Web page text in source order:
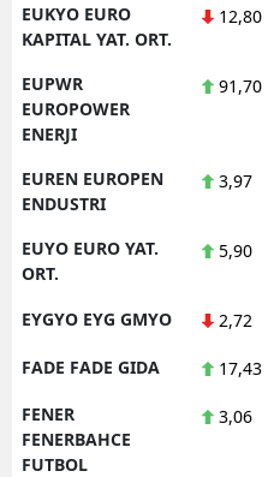
EUKYO EURO
KAPITAL YAT. ORT.
12,80
EUPWR
EUROPOWER
ENERJI
91,70
EUREN EUROPEN
ENDUSTRI
3,97
EUYO EURO YAT.
ORT.
5,90
EYGYO EYG GMYO 2,72
FADE FADE GIDA 17,43
FENER
FENERBAHCE
FUTBOL
3,06